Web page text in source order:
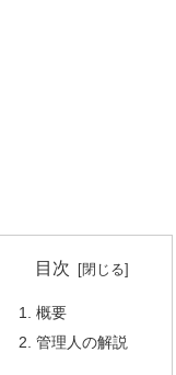
目次
概要
管理人の解説